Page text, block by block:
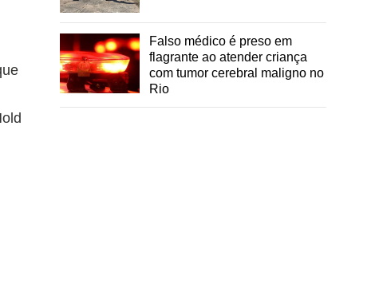
Falso médico é preso em
flagrante ao atender criança
com tumor cerebral maligno no
Rio